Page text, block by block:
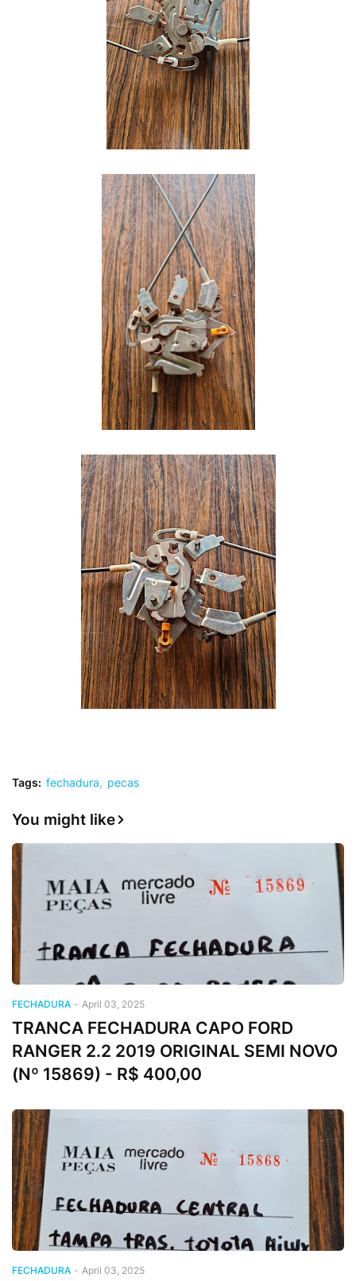
Tags: fechadura pecas
You might like
FECHADURA - April 03, 2025
TRANCA FECHADURA CAPO FORD
RANGER 2.2 2019 ORIGINAL SEMI NOVO
(Nº 15869) - R$ 400,00
FECHADURA - April 03, 2025